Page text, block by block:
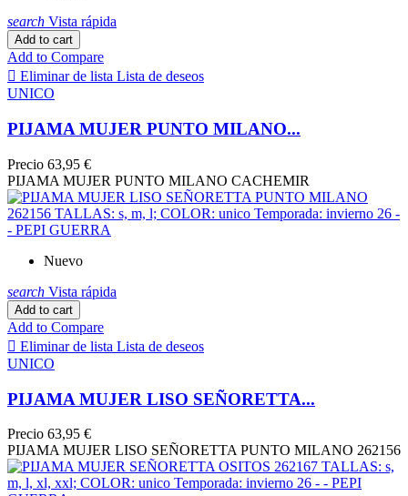
search Vista rápida
Add to cart
Add to Compare
 Eliminar de lista Lista de deseos
UNICO
PIJAMA MUJER PUNTO MILANO...
Precio 63,95 €
PIJAMA MUJER PUNTO MILANO CACHEMIR
Nuevo
search Vista rápida
Add to cart
Add to Compare
 Eliminar de lista Lista de deseos
UNICO
PIJAMA MUJER LISO SEÑORETTA...
Precio 63,95 €
PIJAMA MUJER LISO SEÑORETTA PUNTO MILANO 262156